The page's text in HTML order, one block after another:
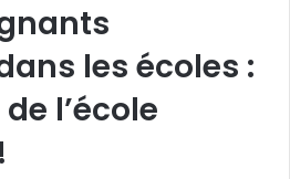
les écoles :
l’école